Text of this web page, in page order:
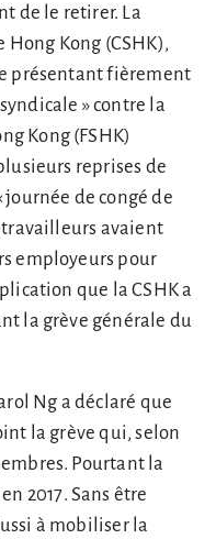
de le retirer. La
Kong (CSHK),
présentant fièrement
» contre la
Kong (FSHK)
reprises de
de congé de
travailleurs avaient
employeurs pour
que la CSHK a
la grève générale du
Ng a déclaré que
la grève qui, selon
Pourtant la
2017. Sans être
à mobiliser la